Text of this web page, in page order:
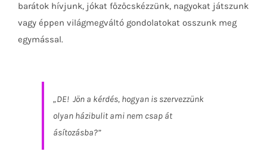
barátok hívjunk, jókat főzőcskézzünk, nagyokat játszunk
vagy éppen világmegváltó gondolatokat osszunk meg
egymással.
„DE! Jön a kérdés, hogyan is szervezzünk
olyan házibulit ami nem csap át
ásítozásba?”